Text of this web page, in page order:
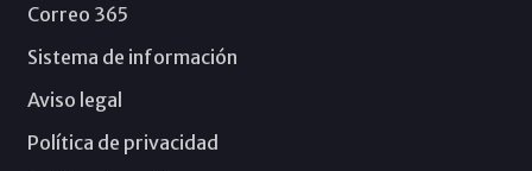
Correo 365
Sistema de información
Aviso legal
Política de privacidad